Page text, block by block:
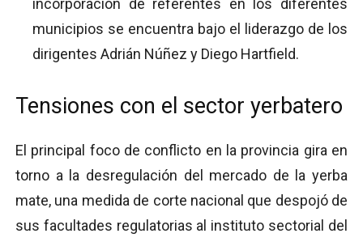
incorporación de referentes en los diferentes
municipios se encuentra bajo el liderazgo de los
dirigentes Adrián Núñez y Diego Hartfield.
Tensiones con el sector yerbatero
El principal foco de conflicto en la provincia gira en
torno a la desregulación del mercado de la yerba
mate, una medida de corte nacional que despojó de
sus facultades regulatorias al instituto sectorial del